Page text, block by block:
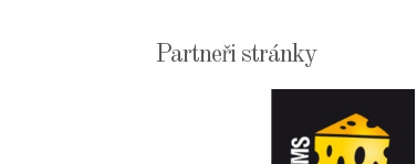
Partneři stránky